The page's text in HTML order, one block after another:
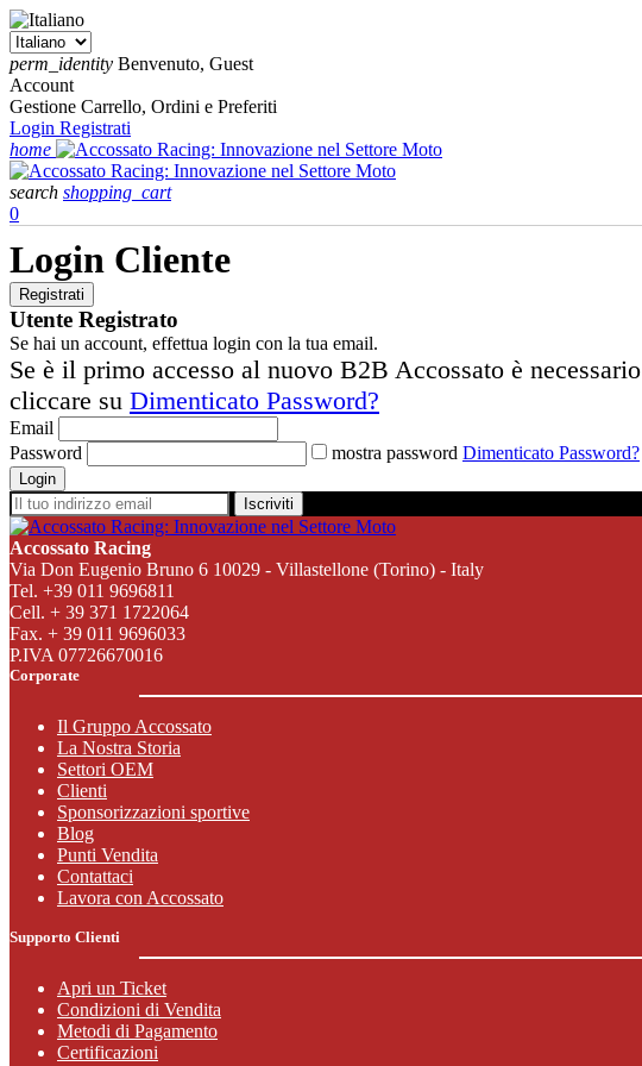
perm_identity Benvenuto, Guest
Account
Gestione Carrello, Ordini e Preferiti
Login Registrati
home
search shopping_cart
0
Login Cliente
Registrati
Utente Registrato
Se hai un account, effettua login con la tua email.
Se è il primo accesso al nuovo B2B Accossato è necessario
cliccare su Dimenticato Password?
Email
Password
mostra password Dimenticato Password?
Iscriviti
Accossato Racing
Via Don Eugenio Bruno 6 10029 - Villastellone (Torino) - Italy
Tel. +39 011 9696811
Cell. + 39 371 1722064
Fax. + 39 011 9696033
P.IVA 07726670016
Corporate
Il Gruppo Accossato
La Nostra Storia
Settori OEM
Clienti
Sponsorizzazioni sportive
Blog
Punti Vendita
Contattaci
Lavora con Accossato
Supporto Clienti
Apri un Ticket
Condizioni di Vendita
Metodi di Pagamento
Certificazioni